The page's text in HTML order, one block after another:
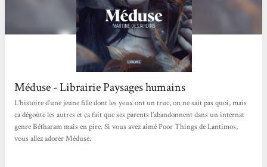
Méduse - Librairie Paysages humains
L’histoire d’une jeune fille dont les yeux ont un truc, on ne sait pas quoi, mais
ça dégoûte les autres et ça fait que ses parents l’abandonnent dans un internat
genre Bétharam mais en pire. Si vous avez aimé Poor Things de Lantimos,
vous allez adorer Méduse.